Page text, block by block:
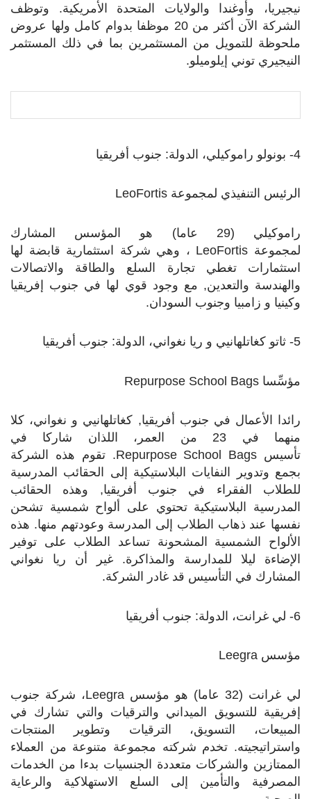
نيجيريا، وأوغندا والولايات المتحدة الأمريكية. وتوظف
الشركة الآن أكثر من 20 موظفا بدوام كامل ولها عروض
ملحوظة للتمويل من المستثمرين بما في ذلك المستثمر
النيجيري توني إيلوميلو.
4- بونولو راموكيلي، الدولة: جنوب أفريقيا
الرئيس التنفيذي لمجموعة LeoFortis
راموكيلي (29 عاما) هو المؤسس المشارك
لمجموعة LeoFortis ، وهي شركة استثمارية قابضة لها
استثمارات تغطي تجارة السلع والطاقة والاتصالات
والهندسة والتعدين, مع وجود قوي لها في جنوب إفريقيا
وكينيا و زامبيا وجنوب السودان.
5- ثاتو كغاتلهانيي و ريا نغواني، الدولة: جنوب أفريقيا
مؤسِّسا Repurpose School Bags
رائدا الأعمال في جنوب أفريقيا, كغاتلهانيي و نغواني، كلا
منهما في 23 من العمر، اللذان شاركا في
تأسيس Repurpose School Bags. تقوم هذه الشركة
بجمع وتدوير النفايات البلاستيكية إلى الحقائب المدرسية
للطلاب الفقراء في جنوب أفريقيا, وهذه الحقائب
المدرسية البلاستيكية تحتوي على ألواح شمسية تشحن
نفسها عند ذهاب الطلاب إلى المدرسة وعودتهم منها. هذه
الألواح الشمسية المشحونة تساعد الطلاب على توفير
الإضاءة ليلا للمدارسة والمذاكرة. غير أن ريا نغواني
المشارك في التأسيس قد غادر الشركة.
6- لي غرانت، الدولة: جنوب أفريقيا
مؤسس Leegra
لي غرانت (32 عاما) هو مؤسس Leegra، شركة جنوب
إفريقية للتسويق الميداني والترقيات والتي تشارك في
المبيعات، التسويق، الترقيات وتطوير المنتجات
واستراتيجيته. تخدم شركته مجموعة متنوعة من العملاء
الممتازين والشركات متعددة الجنسيات بدءا من الخدمات
المصرفية والتأمين إلى السلع الاستهلاكية والرعاية